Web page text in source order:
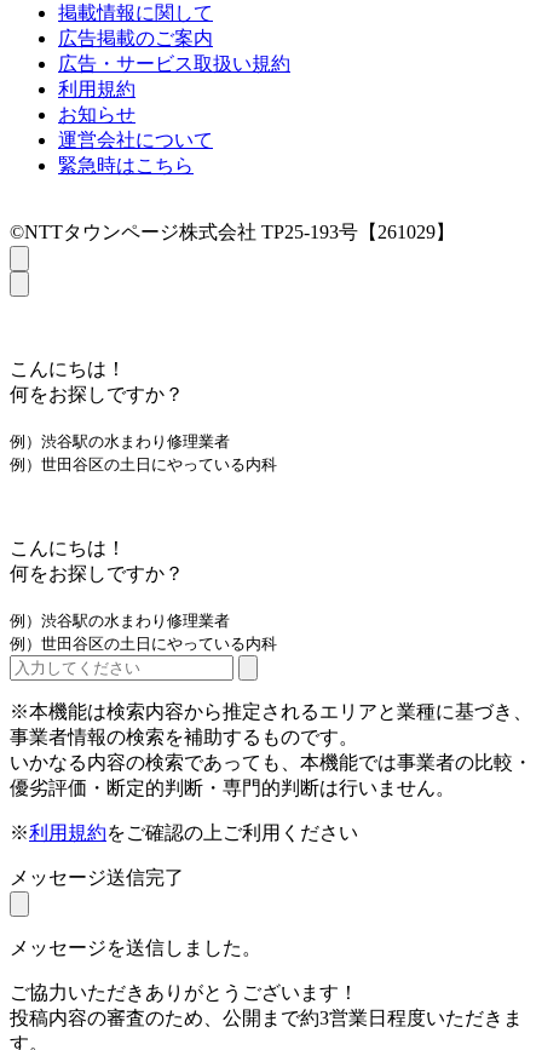
掲載情報に関して
広告掲載のご案内
広告・サービス取扱い規約
利用規約
お知らせ
運営会社について
緊急時はこちら
©NTTタウンページ株式会社 TP25-193号【261029】
こんにちは！
何をお探しですか？
例）渋谷駅の水まわり修理業者
例）世田谷区の土日にやっている内科
こんにちは！
何をお探しですか？
例）渋谷駅の水まわり修理業者
例）世田谷区の土日にやっている内科
※本機能は検索内容から推定されるエリアと業種に基づき、
事業者情報の検索を補助するものです。
いかなる内容の検索であっても、本機能では事業者の比較・
優劣評価・断定的判断・専門的判断は行いません。
※利用規約をご確認の上ご利用ください
メッセージ送信完了
メッセージを送信しました。
ご協力いただきありがとうございます！
投稿内容の審査のため、公開まで約3営業日程度いただきま
す。